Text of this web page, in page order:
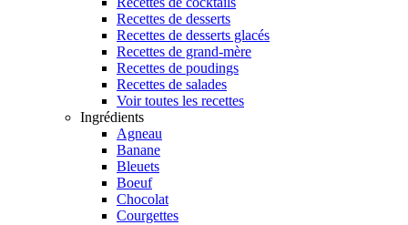
Recettes de desserts
Recettes de desserts glacés
Recettes de grand-mère
Recettes de poudings
Recettes de salades
Voir toutes les recettes
Ingrédients
Agneau
Banane
Bleuets
Boeuf
Chocolat
Courgettes